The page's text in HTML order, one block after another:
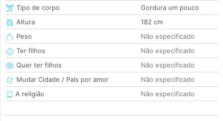
Tipo de corpo
Gordura um pouco
Altura
182 cm
Peso
Não especificado
Ter filhos
Não especificado
Quer ter filhos
Não especificado
Mudar Cidade / País por amor
Não especificado
A religião
Não especificado